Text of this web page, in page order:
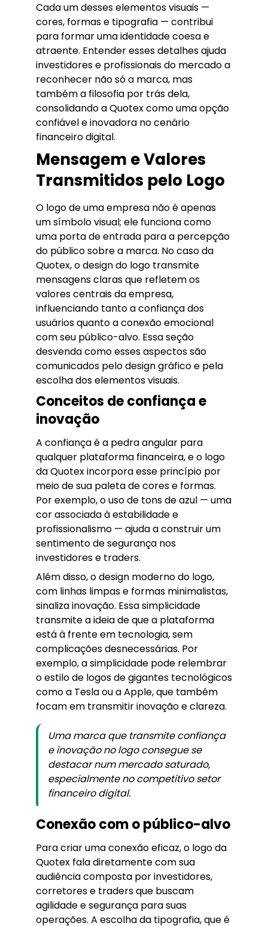
Cada um desses elementos visuais —
cores, formas e tipografia — contribui
para formar uma identidade coesa e
atraente. Entender esses detalhes ajuda
investidores e profissionais do mercado a
reconhecer não só a marca, mas
também a filosofia por trás dela,
consolidando a Quotex como uma opção
confiável e inovadora no cenário
financeiro digital.
Mensagem e Valores
Transmitidos pelo Logo
O logo de uma empresa não é apenas
um símbolo visual; ele funciona como
uma porta de entrada para a percepção
do público sobre a marca. No caso da
Quotex, o design do logo transmite
mensagens claras que refletem os
valores centrais da empresa,
influenciando tanto a confiança dos
usuários quanto a conexão emocional
com seu público-alvo. Essa seção
desvenda como esses aspectos são
comunicados pelo design gráfico e pela
escolha dos elementos visuais.
Conceitos de confiança e
inovação
A confiança é a pedra angular para
qualquer plataforma financeira, e o logo
da Quotex incorpora esse princípio por
meio de sua paleta de cores e formas.
Por exemplo, o uso de tons de azul — uma
cor associada à estabilidade e
profissionalismo — ajuda a construir um
sentimento de segurança nos
investidores e traders.
Além disso, o design moderno do logo,
com linhas limpas e formas minimalistas,
sinaliza inovação. Essa simplicidade
transmite a ideia de que a plataforma
está à frente em tecnologia, sem
complicações desnecessárias. Por
exemplo, a simplicidade pode relembrar
o estilo de logos de gigantes tecnológicos
como a Tesla ou a Apple, que também
focam em transmitir inovação e clareza.
Uma marca que transmite confiança
e inovação no logo consegue se
destacar num mercado saturado,
especialmente no competitivo setor
financeiro digital.
Conexão com o público-alvo
Para criar uma conexão eficaz, o logo da
Quotex fala diretamente com sua
audiência composta por investidores,
corretores e traders que buscam
agilidade e segurança para suas
operações. A escolha da tipografia, que é